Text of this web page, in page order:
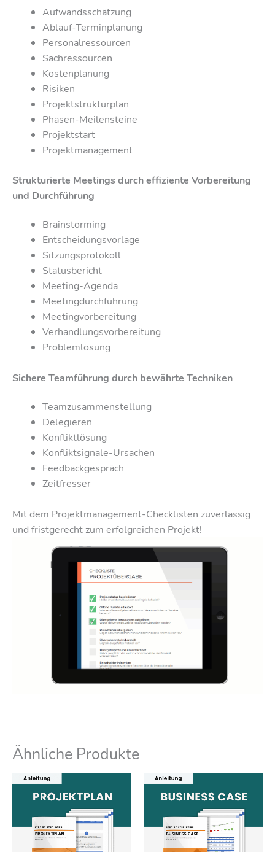
Aufwandsschätzung
Ablauf-Terminplanung
Personalressourcen
Sachressourcen
Kostenplanung
Risiken
Projektstrukturplan
Phasen-Meilensteine
Projektstart
Projektmanagement
Strukturierte Meetings durch effiziente Vorbereitung
und Durchführung
Brainstorming
Entscheidungsvorlage
Sitzungsprotokoll
Statusbericht
Meeting-Agenda
Meetingdurchführung
Meetingvorbereitung
Verhandlungsvorbereitung
Problemlösung
Sichere Teamführung durch bewährte Techniken
Teamzusammenstellung
Delegieren
Konfliktlösung
Konfliktsignale-Ursachen
Feedbackgespräch
Zeitfresser
Mit dem Projektmanagement-Checklisten zuverlässig
und fristgerecht zum erfolgreichen Projekt!
Ähnliche Produkte